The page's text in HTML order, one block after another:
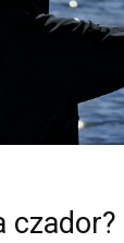
czador?